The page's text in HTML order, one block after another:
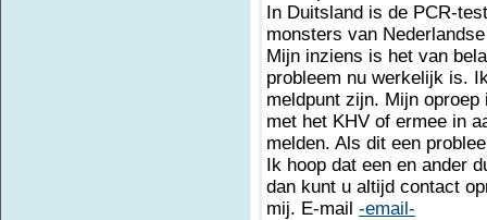
In Duitsland is de PCR-
monsters van
Mijn inziens is het van
probleem nu werkelijk is.
meldpunt zijn. Mijn
met het KHV of ermee in
melden. Als dit een
Ik hoop dat een en ander
dan kunt u altijd contact
mij. E-mail -email-